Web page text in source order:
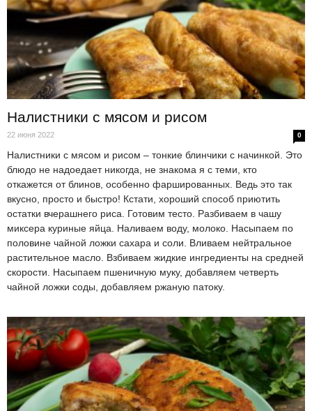
Налистники с мясом и рисом
22 июня 2022 0
Налистники с мясом и рисом – тонкие блинчики с начинкой. Это
блюдо не надоедает никогда, не знакома я с теми, кто
откажется от блинов, особенно фаршированных. Ведь это так
вкусно, просто и быстро! Кстати, хороший способ приютить
остатки вчерашнего риса. Готовим тесто. Разбиваем в чашу
миксера куриные яйца. Наливаем воду, молоко. Насыпаем по
половине чайной ложки сахара и соли. Вливаем нейтральное
растительное масло. Взбиваем жидкие ингредиенты на средней
скорости. Насыпаем пшеничную муку, добавляем четверть
чайной ложки соды, добавляем ржаную патоку.